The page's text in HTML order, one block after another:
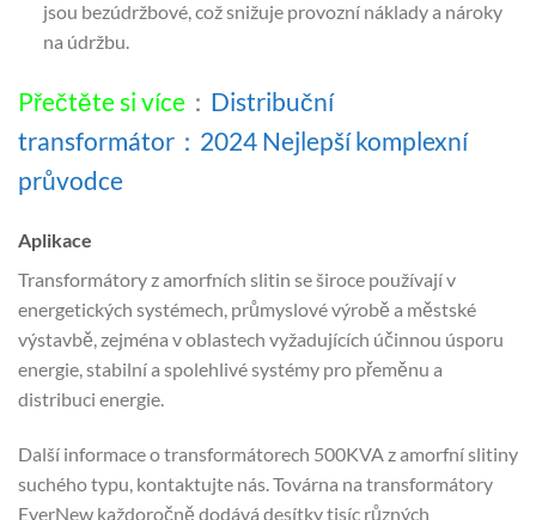
jsou bezúdržbové, což snižuje provozní náklady a nároky
na údržbu.
Přečtěte si více ： Distribuční
transformátor：2024 Nejlepší komplexní
průvodce
Aplikace
Transformátory z amorfních slitin se široce používají v
energetických systémech, průmyslové výrobě a městské
výstavbě, zejména v oblastech vyžadujících účinnou úsporu
energie, stabilní a spolehlivé systémy pro přeměnu a
distribuci energie.
Další informace o transformátorech 500KVA z amorfní slitiny
suchého typu, kontaktujte nás. Továrna na transformátory
EverNew každoročně dodává desítky tisíc různých